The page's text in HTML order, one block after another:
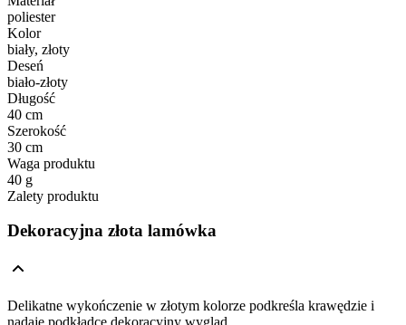
poliester
Kolor
biały, złoty
Deseń
biało-złoty
Długość
40 cm
Szerokość
30 cm
Waga produktu
40 g
Zalety produktu
Dekoracyjna złota lamówka
Delikatne wykończenie w złotym kolorze podkreśla krawędzie i
nadaje podkładce dekoracyjny wygląd.